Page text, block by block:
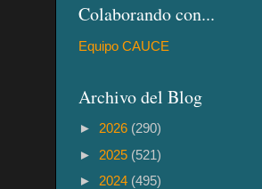
Colaborando con...
Equipo CAUCE
Archivo del Blog
► 2026 (290)
► 2025 (521)
► 2024 (495)